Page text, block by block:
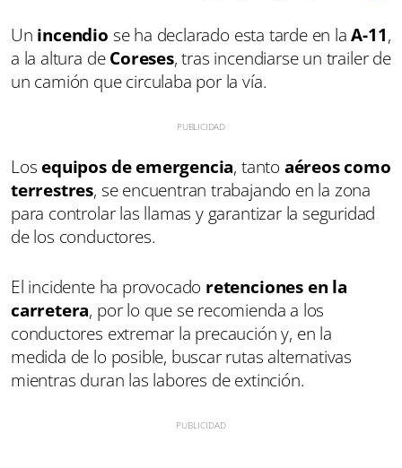
Un incendio se ha declarado esta tarde en laA-11,
a la altura deCoreses, tras incendiarse un trailer de
un camión que circulaba por la vía.
Los equipos de emergencia, tanto aéreos como
terrestres, se encuentran trabajando en la zona
para controlar las llamas y garantizar la seguridad
de los conductores.
El incidente ha provocado retenciones en la
carretera, por lo que se recomienda a los
conductores extremar la precaución y, en la
medida de lo posible, buscar rutas alternativas
mientras duran las labores de extinción.